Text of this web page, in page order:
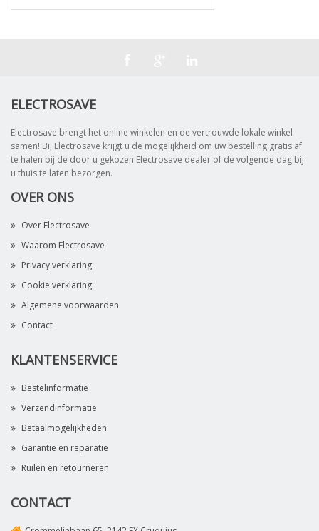
ELECTROSAVE
Electrosave brengt het online winkelen en de vertrouwde lokale winkel
samen! Bij Electrosave krijgt u de mogelijkheid om uw bestelling gratis af
te halen bij de door u gekozen Electrosave dealer of de volgende dag bij
u thuis te laten bezorgen.
OVER ONS
Over Electrosave
Waarom Electrosave
Privacy verklaring
Cookie verklaring
Algemene voorwaarden
Contact
KLANTENSERVICE
Bestelinformatie
Verzendinformatie
Betaalmogelijkheden
Garantie en reparatie
Ruilen en retourneren
CONTACT